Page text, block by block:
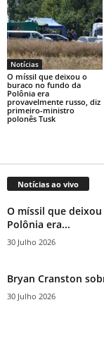
Notícias
O míssil que deixou o
buraco no fundo da
Polônia era
provavelmente russo, diz
primeiro-ministro
polonês Tusk
Notícias ao vivo
O míssil que
Polônia era...
30 Julho 2026
Bryan Cranston
30 Julho 2026